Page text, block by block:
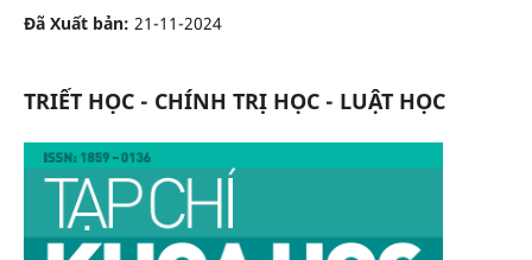
Đã Xuất bản: 21-11-2024
TRIẾT HỌC - CHÍNH TRỊ HỌC - LUẬT HỌC